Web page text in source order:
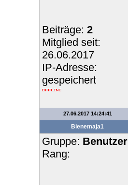
Beiträge: 2
Mitglied seit:
26.06.2017
IP-Adresse:
gespeichert
27.06.2017 14:24:41
Bienemaja1
Gruppe: Benutzer
Rang: